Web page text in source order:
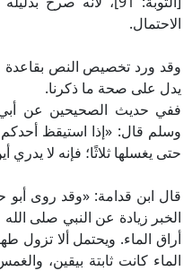
الاحتمال.
وقد ورد تخصيص النص بقاعدة
يدل على صحة ما ذكرنا.
ففي حديث الصحيحين عن أبي
وسلم قال: «إذا استيقظ
حتى يغسلها ثلاثًا؛ فإنه لا يدري
قال ابن قدامة: «وقد روى
الخبر زيادة عن النبي صلى
أراق الماء. ويحتمل ألا تزول
الماء كانت ثابتة بيقين،